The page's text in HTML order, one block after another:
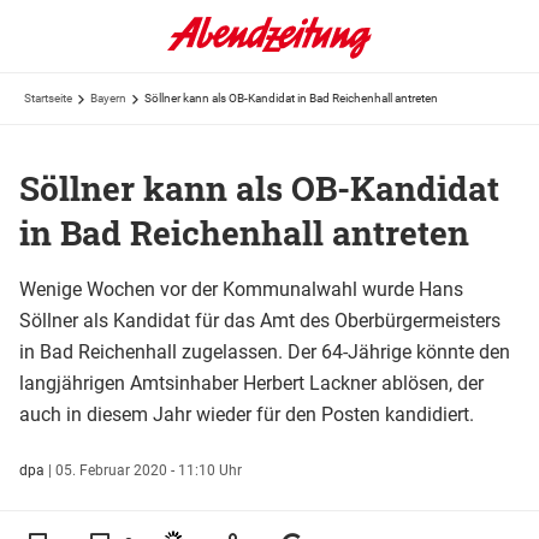
Startseite Bayern Söllner kann als OB-Kandidat in Bad Reichenhall antreten
Söllner kann als OB-Kandidat
in Bad Reichenhall antreten
Wenige Wochen vor der Kommunalwahl wurde Hans
Söllner als Kandidat für das Amt des Oberbürgermeisters
in Bad Reichenhall zugelassen. Der 64-Jährige könnte den
langjährigen Amtsinhaber Herbert Lackner ablösen, der
auch in diesem Jahr wieder für den Posten kandidiert.
dpa | 05. Februar 2020 - 11:10 Uhr